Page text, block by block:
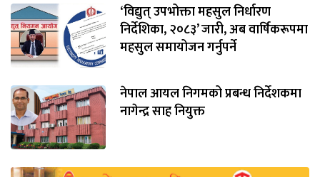
‘विद्युत् उपभोक्ता महसुल निर्धारण
निर्देशिका, २०८३’ जारी, अब वार्षिकरूपमा
महसुल समायोजन गर्नुपर्ने
नेपाल आयल निगमको प्रबन्ध निर्देशकमा
नागेन्द्र साह नियुक्त